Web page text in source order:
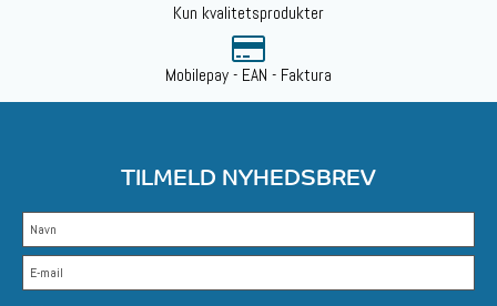
Kun kvalitetsprodukter
Mobilepay - EAN - Faktura
TILMELD NYHEDSBREV